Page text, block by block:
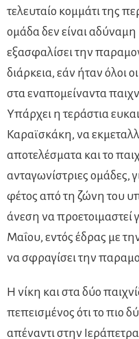
τελευταίο κομμάτι της
ομάδα δεν είναι
εξασφαλίσει την
διάρκεια, εάν ήταν όλοι
στα εναπομείναντα
Υπάρχει η τεράστια
Καραϊσκάκη, να
αποτελέσματα και το
ανταγωνίστριες ομάδες,
φέτος από τη ζώνη του
άνεση να προετοιμαστεί
Μαΐου, εντός έδρας με
να σφραγίσει την
Η νίκη και στα δύο
πεπεισμένος ότι το πιο
απέναντι στην